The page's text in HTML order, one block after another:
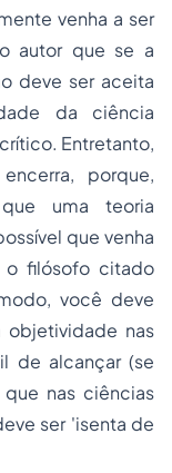
venha a ser
autor que se a
deve ser aceita
da ciência
Entretanto,
porque,
uma teoria
que venha
o filósofo citado
você deve
nas
de alcançar (se
nas ciências
ser 'isenta de